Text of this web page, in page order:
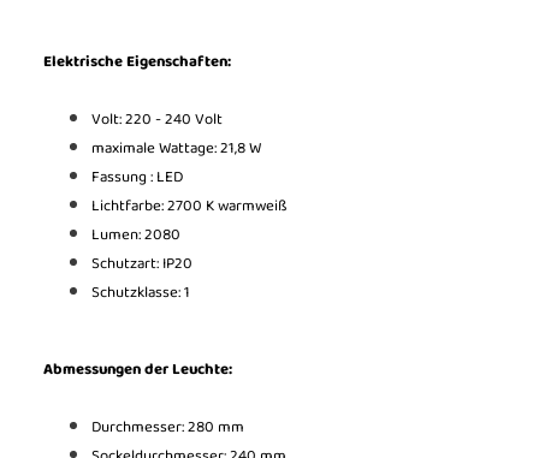
Elektrische Eigenschaften:
Volt: 220 - 240 Volt
maximale Wattage: 21,8 W
Fassung : LED
Lichtfarbe: 2700 K warmweiß
Lumen: 2080
Schutzart: IP20
Schutzklasse: 1
Abmessungen der Leuchte:
Durchmesser: 280 mm